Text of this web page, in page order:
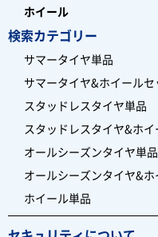
ホイール
検索カテゴリー
サマータイヤ単品
サマータイヤ&ホイールセ
スタッドレスタイヤ単品
スタッドレスタイヤ&ホイ
オールシーズンタイヤ単品
オールシーズンタイヤ&ホ
ホイール単品